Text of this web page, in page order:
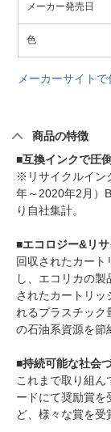
メーカー発売日
色
メーカーサイト
商品の特徴
■互換インクで圧
※リサイクルイン
年～2020年2月）
り自社集計。
■エコロジー&リ
回収されたカート
し、エコリカの
されたカートリッ
れるプラスチック
の石油系資源を節
■持続可能な社会
これまで取り組ん
ードにて奨励賞を
ど、様々な賞を受